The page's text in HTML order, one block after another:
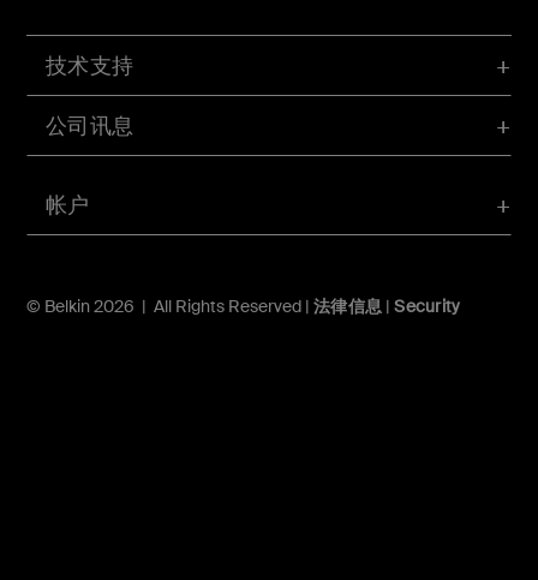
帐户
技术支持
公司讯息
© Belkin 2026 | All Rights Reserved | 法律信息 |Security